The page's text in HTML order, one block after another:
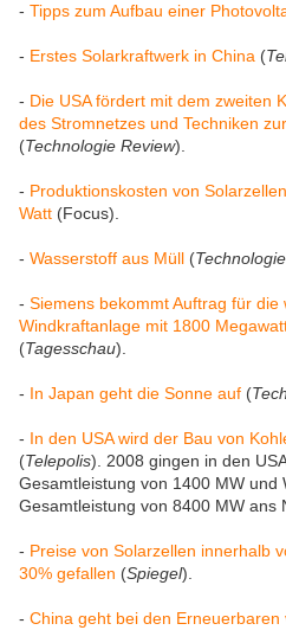
- Tipps zum Aufbau einer
- Erstes Solarkraftwerk in China (
- Die USA fördert mit dem zweiten
des Stromnetzes und Techniken
(Technologie Review).
- Produktionskosten von
Watt (Focus).
- Wasserstoff aus Müll (
- Siemens bekommt Auftrag für die
Windkraftanlage mit 1800
(Tagesschau).
- In Japan geht die Sonne auf (
- In den USA wird der Bau von
(Telepolis). 2008 gingen in den
Gesamtleistung von 1400 MW und
Gesamtleistung von 8400 MW ans
- Preise von Solarzellen innerhalb
30% gefallen (Spiegel).
- China geht bei den Erneuerbaren